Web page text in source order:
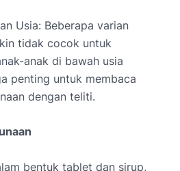
Usia: Beberapa varian
tidak cocok untuk
anak di bawah usia
penting untuk membaca
dengan teliti.
bentuk tablet dan sirup,